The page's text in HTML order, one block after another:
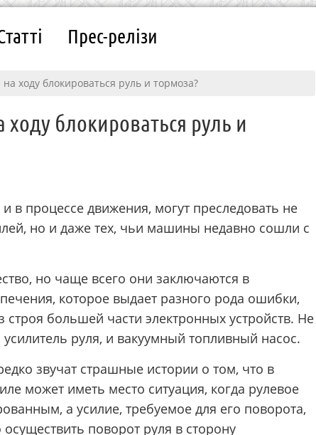
Прес-релізи
ходу блокироваться руль и тормоза?
блокироваться руль и
в процессе движения, могут преследовать не
но и даже тех, чьи машины недавно сошли с
но чаще всего они заключаются в
которое выдает разного рода ошибки,
большей части электронных устройств. Не
руля, и вакуумный топливный насос.
звучат страшные истории о том, что в
может иметь место ситуация, когда рулевое
а усилие, требуемое для его поворота,
поворот руля в сторону